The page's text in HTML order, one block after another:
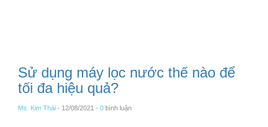
Sử dụng máy lọc nước thế nào để
tối đa hiệu quả?
Ms. Kim Thái - 12/08/2021 - 0 bình luận